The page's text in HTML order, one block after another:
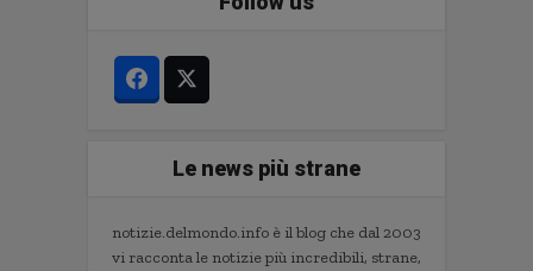
Le news più strane
notizie.delmondo.info è il blog che dal 2003
vi racconta le notizie più incredibili, strane,